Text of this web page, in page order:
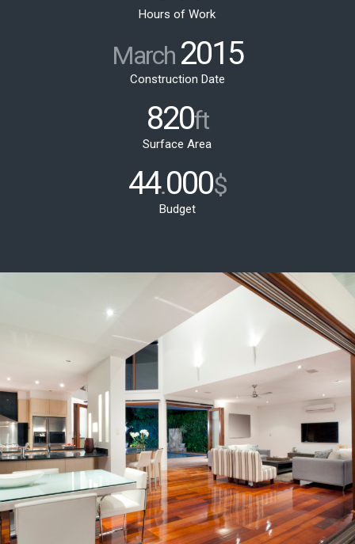
Hours of Work
March 2015
Construction Date
820ft
Surface Area
44.000$
Budget